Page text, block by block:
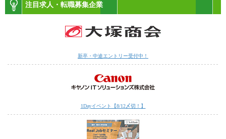
注目求人・転職募集企業
新卒・中途エントリー受付中！
1Dayイベント【8/12〆切！】